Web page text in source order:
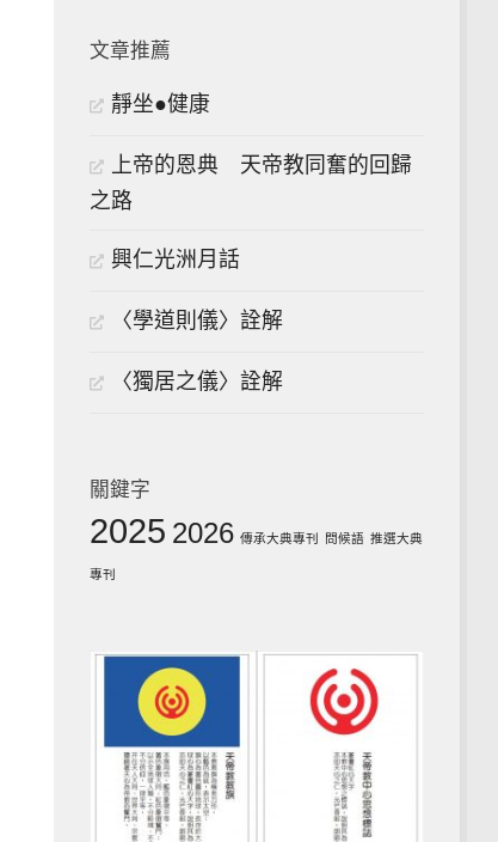
文章推薦
靜坐●健康
上帝的恩典 天帝教同奮的回歸
之路
興仁光洲月話
〈學道則儀〉詮解
〈獨居之儀〉詮解
關鍵字
2025 2026 傳承大典專刊 問候語 推選大典
專刊